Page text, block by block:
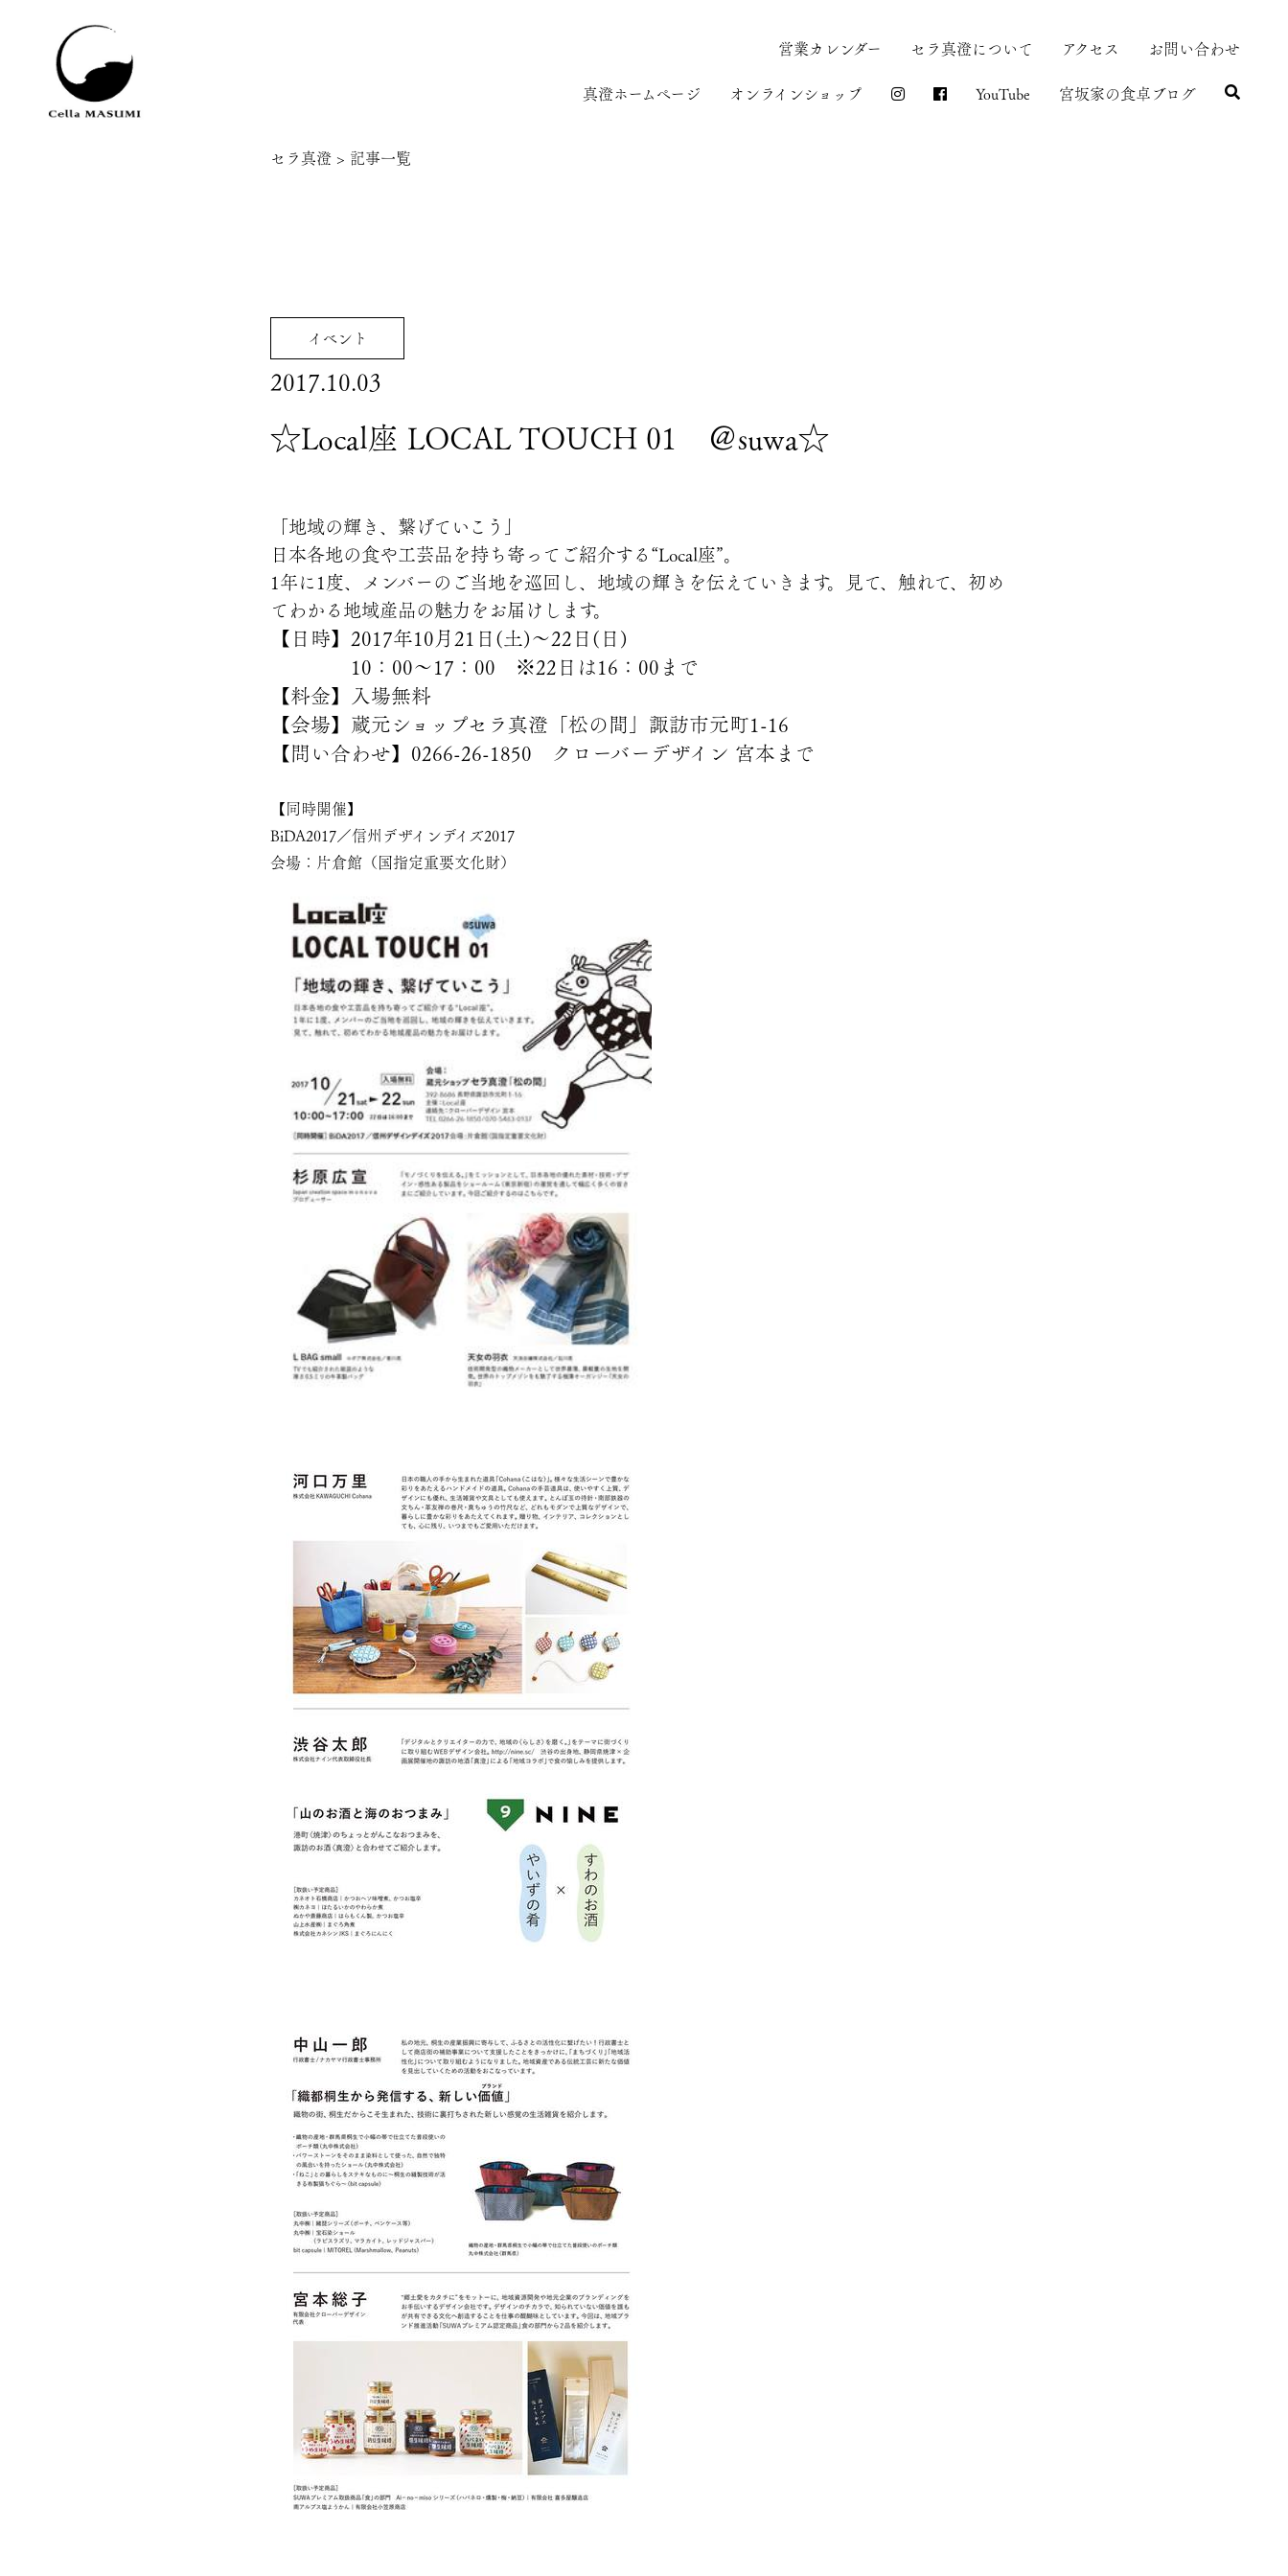
営業カレンダー セラ真澄について アクセス お問い合わせ
真澄ホームページ オンラインショップ YouTube 宮坂家の食卓ブログ
セラ真澄 > 記事一覧
イベント
2017.10.03
☆Local座 LOCAL TOUCH 01 ＠suwa☆
「地域の輝き、繋げていこう」
日本各地の食や工芸品を持ち寄ってご紹介する“Local座”。
1年に1度、メンバーのご当地を巡回し、地域の輝きを伝 えていきます。見て、触れて、初め
てわかる地域産品の魅力をお届けします。
【日時】2017年10月21日(土)～22日(日)
10：00～17：00 ※22日は16：00 まで
【料金】入場無料
【会場】蔵元ショップセラ真澄「松の間」諏訪市元町1-16
【問い合わせ】0266-26-1850 クローバーデ ザイン 宮本まで
【同時開催】
BiDA2017／信州デザインデイズ2017
会場：片倉館（国指定重要文化財）